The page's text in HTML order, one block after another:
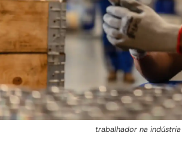
trabalhador na